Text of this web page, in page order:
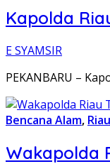
Kapolda
E SYAMSIR
PEKANBARU –
Bencana Alam, Riau
Wakapolda